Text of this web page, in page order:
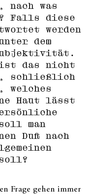
nach was
Falls diese
werden
dem
ist das nicht
schließlich
welches
Haut lässt
man
Duft nach
Frage gehen immer